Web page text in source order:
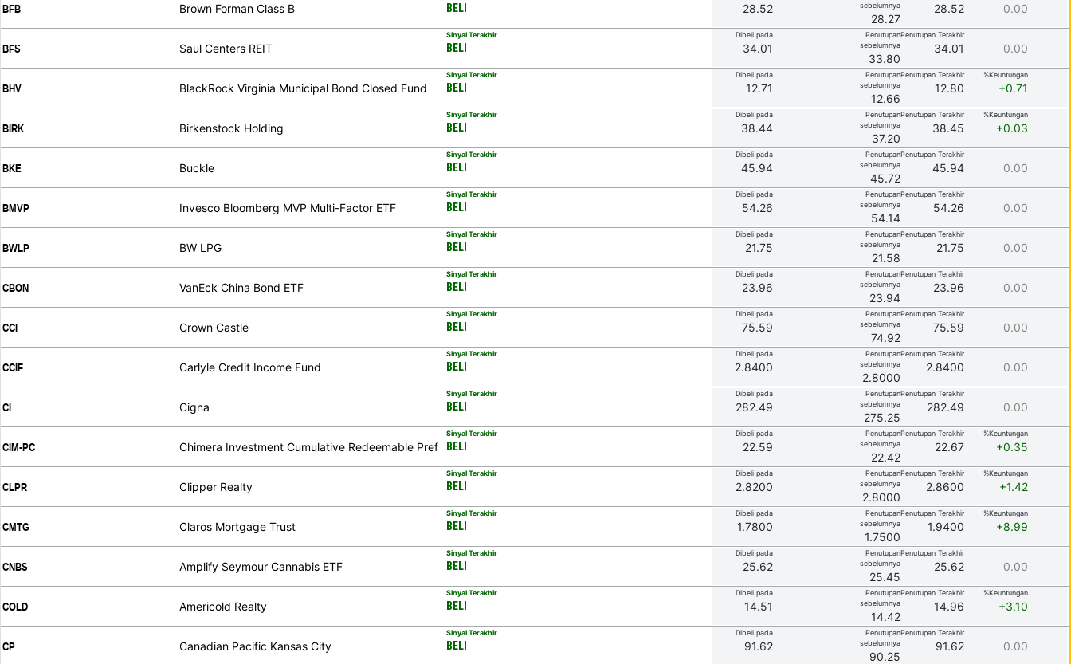
BFB Brown Forman Class B BELI 28.52
sebelumnya
28.27
28.52 0.00
BFS Saul Centers REIT
Sinyal Terakhir
BELI
Dibeli pada
34.01
Penutupan
sebelumnya
33.80
Penutupan Terakhir
34.01 0.00
BHV BlackRock Virginia Municipal Bond Closed Fund
Sinyal Terakhir
BELI
Dibeli pada
12.71
Penutupan
sebelumnya
12.66
Penutupan Terakhir
12.80
%Keuntungan
+0.71
BIRK Birkenstock Holding
Sinyal Terakhir
BELI
Dibeli pada
38.44
Penutupan
sebelumnya
37.20
Penutupan Terakhir
38.45
%Keuntungan
+0.03
BKE Buckle
Sinyal Terakhir
BELI
Dibeli pada
45.94
Penutupan
sebelumnya
45.72
Penutupan Terakhir
45.94 0.00
BMVP Invesco Bloomberg MVP Multi-Factor ETF
Sinyal Terakhir
BELI
Dibeli pada
54.26
Penutupan
sebelumnya
54.14
Penutupan Terakhir
54.26 0.00
BWLP BW LPG
Sinyal Terakhir
BELI
Dibeli pada
21.75
Penutupan
sebelumnya
21.58
Penutupan Terakhir
21.75 0.00
CBON VanEck China Bond ETF
Sinyal Terakhir
BELI
Dibeli pada
23.96
Penutupan
sebelumnya
23.94
Penutupan Terakhir
23.96 0.00
CCI Crown Castle
Sinyal Terakhir
BELI
Dibeli pada
75.59
Penutupan
sebelumnya
74.92
Penutupan Terakhir
75.59 0.00
CCIF Carlyle Credit Income Fund
Sinyal Terakhir
BELI
Dibeli pada
2.8400
Penutupan
sebelumnya
2.8000
Penutupan Terakhir
2.8400 0.00
CI Cigna
Sinyal Terakhir
BELI
Dibeli pada
282.49
Penutupan
sebelumnya
275.25
Penutupan Terakhir
282.49 0.00
CIM-PC Chimera Investment Cumulative Redeemable Pref
Sinyal Terakhir
BELI
Dibeli pada
22.59
Penutupan
sebelumnya
22.42
Penutupan Terakhir
22.67
%Keuntungan
+0.35
CLPR Clipper Realty
Sinyal Terakhir
BELI
Dibeli pada
2.8200
Penutupan
sebelumnya
2.8000
Penutupan Terakhir
2.8600
%Keuntungan
+1.42
CMTG Claros Mortgage Trust
Sinyal Terakhir
BELI
Dibeli pada
1.7800
Penutupan
sebelumnya
1.7500
Penutupan Terakhir
1.9400
%Keuntungan
+8.99
CNBS Amplify Seymour Cannabis ETF
Sinyal Terakhir
BELI
Dibeli pada
25.62
Penutupan
sebelumnya
25.45
Penutupan Terakhir
25.62 0.00
COLD Americold Realty
Sinyal Terakhir
BELI
Dibeli pada
14.51
Penutupan
sebelumnya
14.42
Penutupan Terakhir
14.96
%Keuntungan
+3.10
CP Canadian Pacific Kansas City
Sinyal Terakhir
BELI
Dibeli pada
91.62
Penutupan
sebelumnya
90.25
Penutupan Terakhir
91.62 0.00